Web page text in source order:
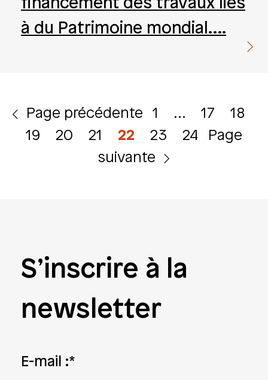
à du Patrimoine mondial….
Navigation
Page précédente Page
1 … Page
17 Page
18
19
Page
20 Page
21 Page
22 Page
23 Page
24
Page
suivante
S’inscrire à la
newsletter
E-mail :*